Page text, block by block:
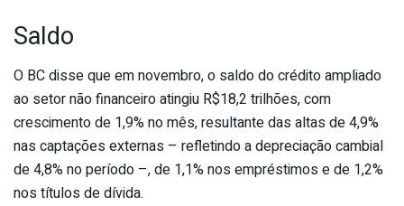
Saldo
O BC disse que em novembro, o saldo do crédito ampliado
ao setor não financeiro atingiu R$18,2 trilhões, com
crescimento de 1,9% no mês, resultante das altas de 4,9%
nas captações externas – refletindo a depreciação cambial
de 4,8% no período –, de 1,1% nos empréstimos e de 1,2%
nos títulos de dívida.